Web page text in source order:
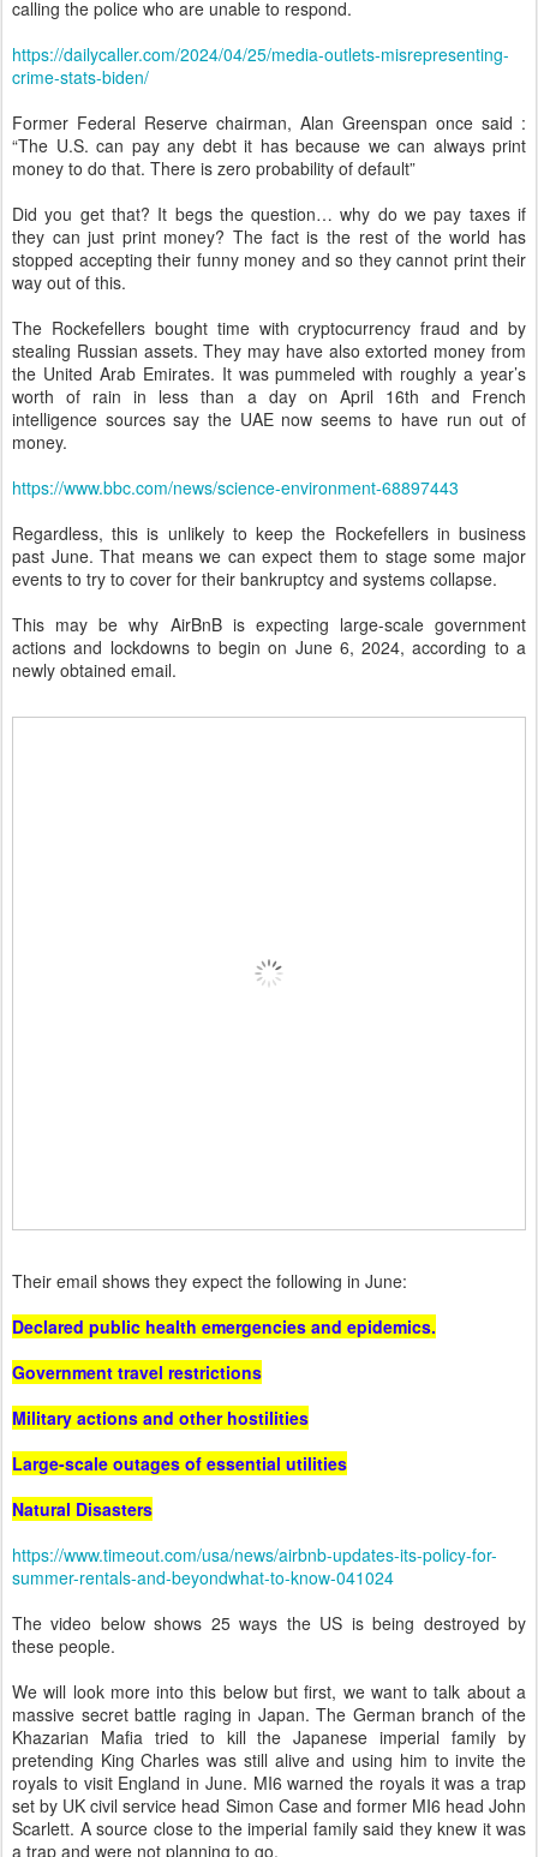
calling the police who are unable to respond.
https://dailycaller.com/2024/04/25/media-outlets-misrepresenting-
crime-stats-biden/
Former Federal Reserve chairman, Alan Greenspan once said :
“The U.S. can pay any debt it has because we can always print
money to do that. There is zero probability of default”
Did you get that? It begs the question… why do we pay taxes if
they can just print money? The fact is the rest of the world has
stopped accepting their funny money and so they cannot print their
way out of this.
The Rockefellers bought time with cryptocurrency fraud and by
stealing Russian assets. They may have also extorted money from
the United Arab Emirates. It was pummeled with roughly a year’s
worth of rain in less than a day on April 16th and French
intelligence sources say the UAE now seems to have run out of
money.
https://www.bbc.com/news/science-environment-68897443
Regardless, this is unlikely to keep the Rockefellers in business
past June. That means we can expect them to stage some major
events to try to cover for their bankruptcy and systems collapse.
This may be why AirBnB is expecting large-scale government
actions and lockdowns to begin on June 6, 2024, according to a
newly obtained email.
Their email shows they expect the following in June:
Declared public health emergencies and epidemics.
Government travel restrictions
Military actions and other hostilities
Large-scale outages of essential utilities
Natural Disasters
https://www.timeout.com/usa/news/airbnb-updates-its-policy-for-
summer-rentals-and-beyondwhat-to-know-041024
The video below shows 25 ways the US is being destroyed by
these people.
We will look more into this below but first, we want to talk about a
massive secret battle raging in Japan. The German branch of the
Khazarian Mafia tried to kill the Japanese imperial family by
pretending King Charles was still alive and using him to invite the
royals to visit England in June. MI6 warned the royals it was a trap
set by UK civil service head Simon Case and former MI6 head John
Scarlett. A source close to the imperial family said they knew it was
a trap and were not planning to go.